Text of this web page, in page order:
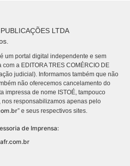
LTDA
um portal digital independente e sem
a EDITORA TRES COMÉRCIO DE
judicial). Informamos também que não
não oferecemos cancelamento do
impressa de nome ISTOÉ, tampouco
responsabilizamos apenas pelo
” e seus respectivos sites.
de Imprensa: